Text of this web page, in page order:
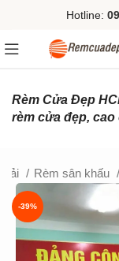
Hotline:
Rèm Cửa Đẹp
rèm cửa đẹp, cao
vải Rèm sân khấu
-39%